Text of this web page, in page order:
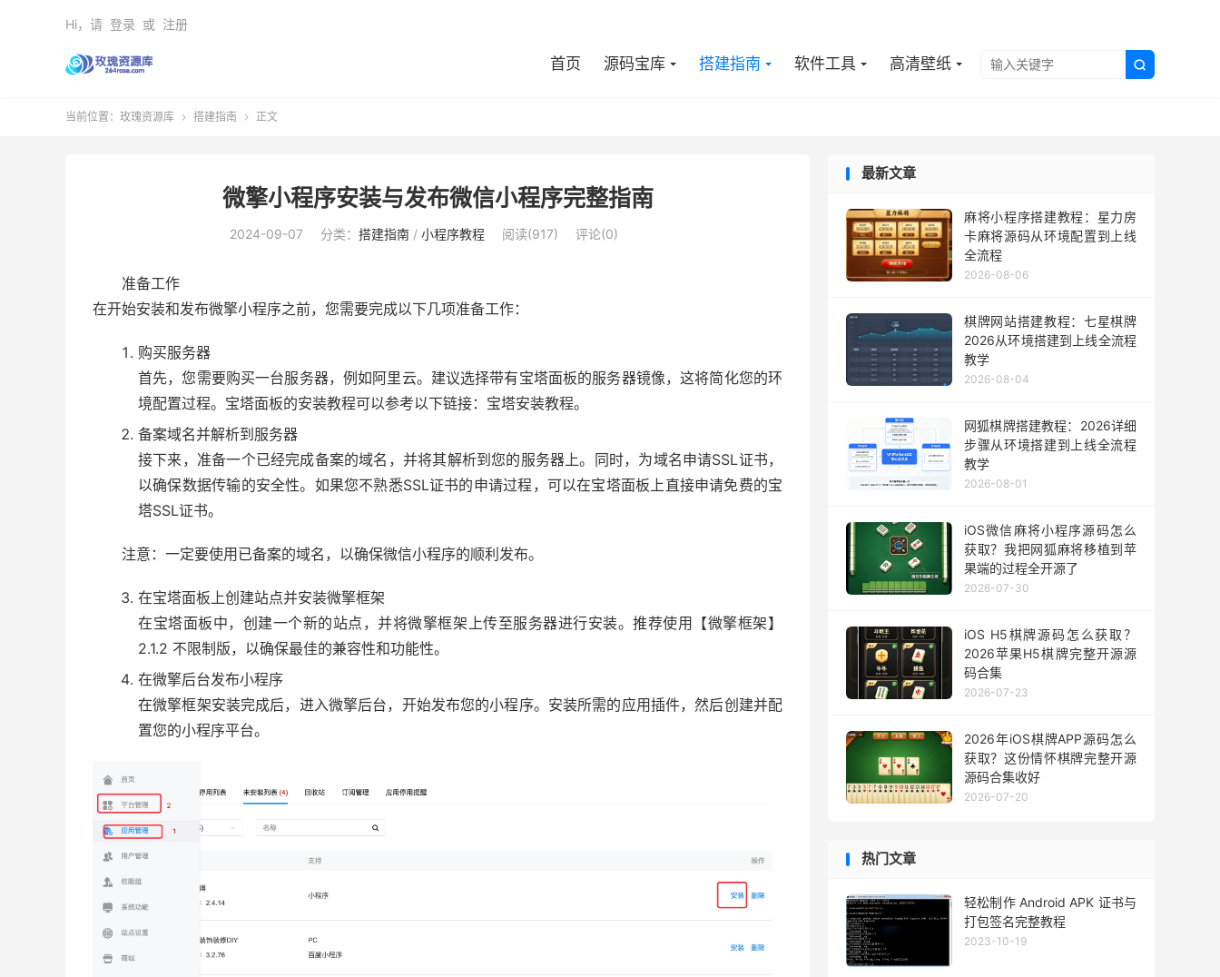

首页 源码宝库 搭建指南 软件工具 高清壁纸
Hi，请 登录 或 注册
当前位置： 玫瑰资源库  搭建指南  正文
微擎小程序安装与发布微信小程序完整指南
2024-09-07 分类： 搭建指南 / 小程序教程 阅读(917) 评论(0)
准备工作
在开始安装和发布微擎小程序之前，您需要完成以下几项准备工作：
购买服务器
首先，您需要购买一台服务器，例如阿里云。建议选择带有宝塔面板的服务器镜像，这将简化您的环
境配置过程。宝塔面板的安装教程可以参考以下链接：宝塔安装教程。
备案域名并解析到服务器
接下来，准备一个已经完成备案的域名，并将其解析到您的服务器上。同时，为域名申请SSL证书，
以确保数据传输的安全性。如果您不熟悉SSL证书的申请过程，可以在宝塔面板上直接申请免费的宝
塔SSL证书。
注意：一定要使用已备案的域名，以确保微信小程序的顺利发布。
在宝塔面板上创建站点并安装微擎框架
在宝塔面板中，创建一个新的站点，并将微擎框架上传至服务器进行安装。推荐使用【微擎框架】
2.1.2 不限制版，以确保最佳的兼容性和功能性。
在微擎后台发布小程序
在微擎框架安装完成后，进入微擎后台，开始发布您的小程序。安装所需的应用插件，然后创建并配
置您的小程序平台。
最新文章
麻将小程序搭建教程：星力房
卡麻将源码从环境配置到上线
全流程
2026-08-06
棋牌网站搭建教程：七星棋牌
2026从环境搭建到上线全流程
教学
2026-08-04
网狐棋牌搭建教程：2026详细
步骤从环境搭建到上线全流程
教学
2026-08-01
iOS微信麻将小程序源码怎么
获取？我把网狐麻将移植到苹
果端的过程全开源了
2026-07-30
iOS H5棋牌源码怎么获取？
2026苹果H5棋牌完整开源源
码合集
2026-07-23
2026年iOS棋牌APP源码怎么
获取？这份情怀棋牌完整开源
源码合集收好
2026-07-20
热门文章
轻松制作 Android APK 证书与
打包签名完整教程
2023-10-19